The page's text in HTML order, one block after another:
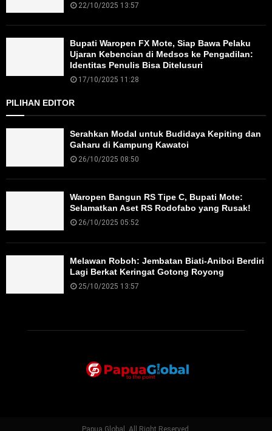
22/10/2025 13:57
Bupati Waropen FX Mote, Siap Bawa Pelaku
Ujaran Kebencian di Medsos ke Pengadilan:
Identitas Penulis Bisa Ditelusuri
17/10/2025 11:28
PILIHAN EDITOR
Serahkan Modal untuk Budidaya Kepiting dan
Gaharu di Kampung Kawatoi
26/10/2025 08:50
Waropen Bangun RS Tipe C, Bupati Mote:
Selamatkan Aset RS Rodofabo yang Rusak!
26/10/2025 05:52
Melawan Roboh: Jembatan Biati-Aniboi Berdiri
Lagi Berkat Keringat Gotong Royong
25/10/2025 13:57
Papua Global. All Right Reserved.